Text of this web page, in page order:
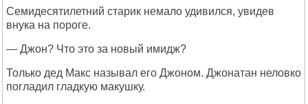
Семидесятилетний старик немало удивился, увидев
внука на пороге.
— Джон? Что это за новый имидж?
Только дед Макс называл его Джоном. Джонатан неловко
погладил гладкую макушку.